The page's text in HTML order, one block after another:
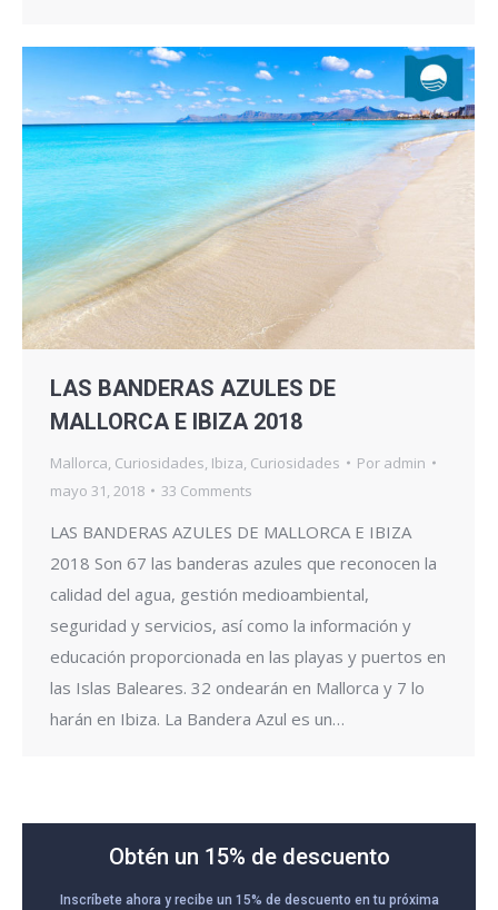
LAS BANDERAS AZULES DE
MALLORCA E IBIZA 2018
Mallorca Curiosidades Ibiza Curiosidades Por admin
mayo 31, 2018
33 Comments
LAS BANDERAS AZULES DE MALLORCA E IBIZA
2018 Son 67 las banderas azules que reconocen la
calidad del agua, gestión medioambiental,
seguridad y servicios, así como la información y
educación proporcionada en las playas y puertos en
las Islas Baleares. 32 ondearán en Mallorca y 7 lo
harán en Ibiza. La Bandera Azul es un…
Obtén un 15% de descuento
Inscríbete ahora y recibe un 15% de descuento en tu próxima